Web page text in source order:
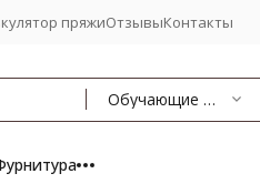
пряжиОтзывыКонтакты
Обучающие фильмы